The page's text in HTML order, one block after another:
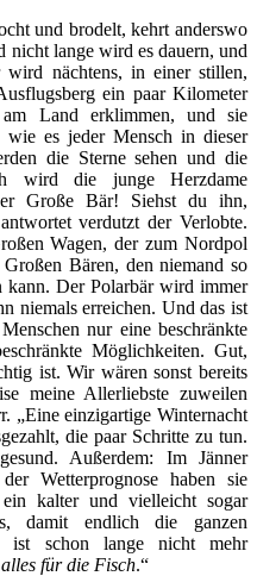
und brodelt, kehrt anderswo
lange wird es dauern, und
wird nächtens, in einer stillen,
ein paar Kilometer
am Land erklimmen, und sie
wie es jeder Mensch in dieser
die Sterne sehen und die
wird die junge Herzdame
Große Bär! Siehst du ihn,
verdutzt der Verlobte.
Wagen, der zum Nordpol
Bären, den niemand so
kann. Der Polarbär wird immer
niemals erreichen. Und das ist
nur eine beschränkte
Möglichkeiten. Gut,
ist. Wir wären sonst bereits
meine Allerliebste zuweilen
„Eine einzigartige Winternacht
die paar Schritte zu tun.
Außerdem: Im Jänner
Wetterprognose haben sie
kalter und vielleicht sogar
damit endlich die ganzen
ist schon lange nicht mehr
alles für die Fisch.“